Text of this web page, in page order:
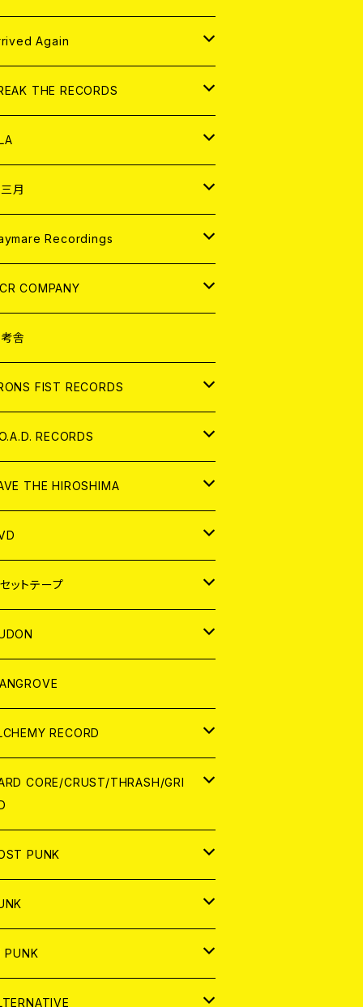
レル
CONTENTS
ログ
Again
ログ
THE RECORDS
レル
月
Recordings
COMPANY
レル
舎
FIST RECORDS
RECORDS
THE HIROSHIMA
レル
ットテープ
レル
ログ
CONTENTS
RECORD
CORE/CRUST/THRASH/GRI
PUNK
PUNK